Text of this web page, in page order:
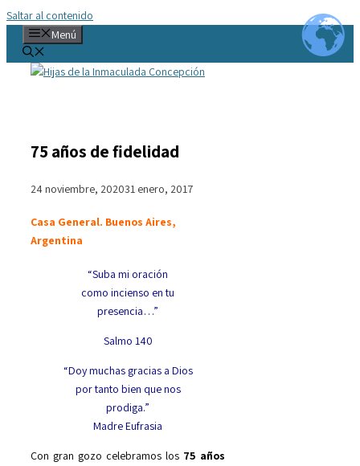
Saltar al contenido
Menú
75 años de fidelidad
24 noviembre, 202031 enero, 2017
Casa General. Buenos Aires,
Argentina
“Suba mi oración
como incienso en tu
presencia…”
Salmo 140
“Doy muchas gracias a Dios
por tanto bien que nos
prodiga.”
Madre Eufrasia
Con gran gozo celebramos los 75 años